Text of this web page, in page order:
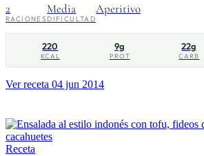
2
RACIONES
Media
DIFICULTAD
Aperitivo
220
KCAL
9g
PROT
22g
CARB
Ver receta 04 jun 2014
Receta